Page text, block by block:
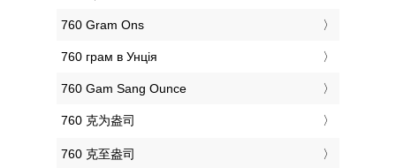
‎760 Gram Ons
‎760 грам в Унція
‎760 Gam Sang Ounce
‎760 克为盎司
‎760 克至盎司